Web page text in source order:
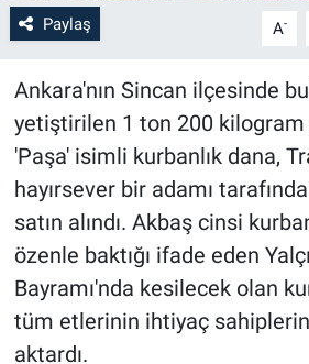
Paylaş A-
Ankara'nın Sincan ilçesinde
yetiştirilen 1 ton 200 kilogram
'Paşa' isimli kurbanlık dana,
hayırsever bir adamı
satın alındı. Akbaş cinsi
özenle baktığı ifade eden
Bayramı'nda kesilecek olan
tüm etlerinin ihtiyaç
aktardı.